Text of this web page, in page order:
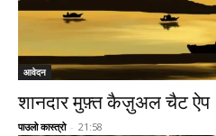
आवेदन
शानदार मुफ़्त कैज़ुअल चैट ऐप
पाउलो कास्त्रो - 21:58